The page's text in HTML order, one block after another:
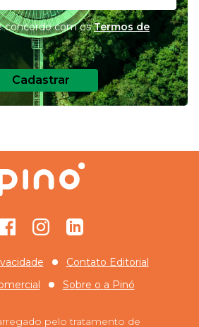
concordo com os Termos de
Cadastrar
FacebookInstagramGitHub
Contato Editorial
Sobre o a Pinó
pelo tratamento de